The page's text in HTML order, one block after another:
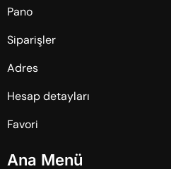
Pano
Siparişler
Adres
Hesap detayları
Favori
Ana Menü